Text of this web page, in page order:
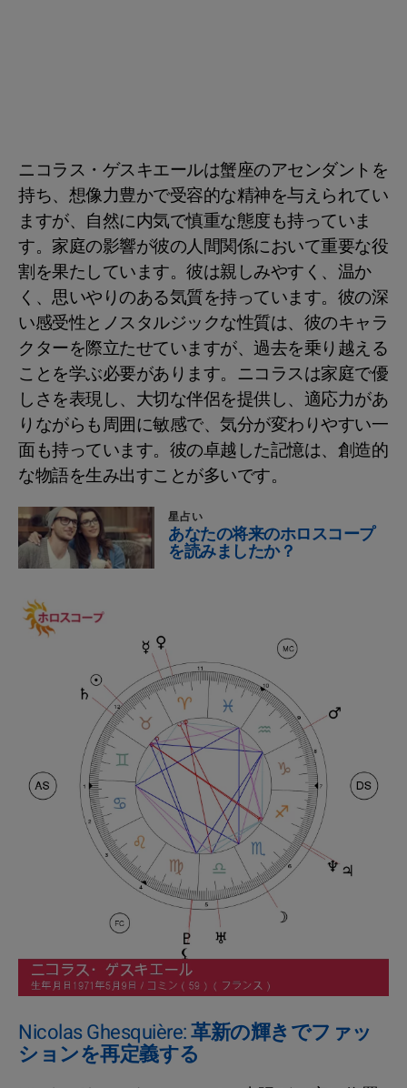
ニコラス・ゲスキエールは蟹座のアセンダントを
持ち、想像力豊かで受容的な精神を与えられてい
ますが、自然に内気で慎重な態度も持っていま
す。家庭の影響が彼の人間関係において重要な役
割を果たしています。彼は親しみやすく、温か
く、思いやりのある気質を持っています。彼の深
い感受性とノスタルジックな性質は、彼のキャラ
クターを際立たせていますが、過去を乗り越える
ことを学ぶ必要があります。ニコラスは家庭で優
しさを表現し、大切な伴侶を提供し、適応力があ
りながらも周囲に敏感で、気分が変わりやすい一
面も持っています。彼の卓越した記憶は、創造的
な物語を生み出すことが多いです。
星占い
あなたの将来のホロスコープ
を読みましたか？
Nicolas Ghesquière: 革新の輝きでファッ
ションを再定義する